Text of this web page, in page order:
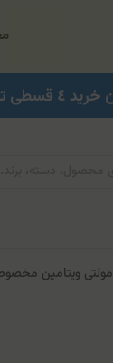
مولتی ویتامین